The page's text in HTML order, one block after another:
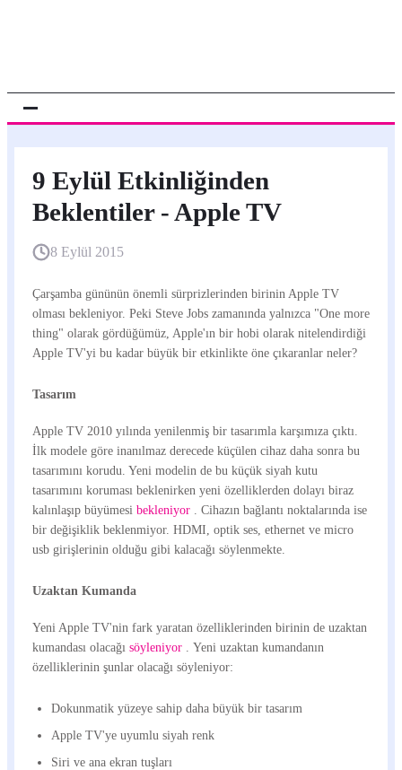
9 Eylül Etkinliğinden
Beklentiler - Apple TV
8 Eylül 2015
Çarşamba gününün önemli sürprizlerinden birinin Apple TV
olması bekleniyor. Peki Steve Jobs zamanında yalnızca "One more
thing" olarak gördüğümüz, Apple'ın bir hobi olarak nitelendirdiği
Apple TV'yi bu kadar büyük bir etkinlikte öne çıkaranlar neler?
Tasarım
Apple TV 2010 yılında yenilenmiş bir tasarımla karşımıza çıktı.
İlk modele göre inanılmaz derecede küçülen cihaz daha sonra bu
tasarımını korudu. Yeni modelin de bu küçük siyah kutu
tasarımını koruması beklenirken yeni özelliklerden dolayı biraz
kalınlaşıp büyümesi bekleniyor
. Cihazın bağlantı noktalarında ise
bir değişiklik beklenmiyor. HDMI, optik ses, ethernet ve micro
usb girişlerinin olduğu gibi kalacağı söylenmekte.
Uzaktan Kumanda
Yeni Apple TV'nin fark yaratan özelliklerinden birinin de uzaktan
kumandası olacağı söyleniyor
. Yeni uzaktan kumandanın
özelliklerinin şunlar olacağı söyleniyor:
Dokunmatik yüzeye sahip daha büyük bir tasarım
Apple TV'ye uyumlu siyah renk
Siri ve ana ekran tuşları